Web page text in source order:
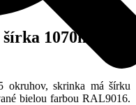
1070mm,
okruhov, skrinka má šírku
bielou farbou RAL9016.